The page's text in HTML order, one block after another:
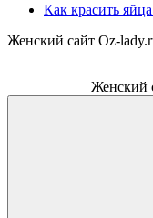
Как красить
Женский сайт Oz-
Женский